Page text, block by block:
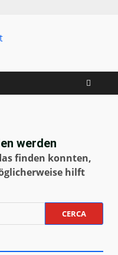
werden
finden konnten,
hilft